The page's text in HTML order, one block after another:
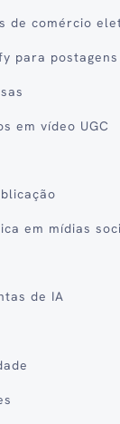
de comércio
para postagens
em vídeo UGC
em mídias
de IA